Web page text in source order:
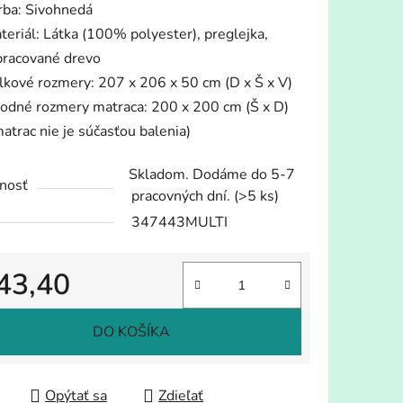
Sivohnedá
Látka (100% polyester), preglejka,
drevo
rozmery: 207 x 206 x 50 cm (D x Š x V)
rozmery matraca: 200 x 200 cm (Š x D)
nie je súčasťou balenia)
Skladom. Dodáme do 5-7
pracovných dní. (>5 ks)
347443MULTI
cena:
DO KOŠÍKA
Opýtať sa Zdieľať